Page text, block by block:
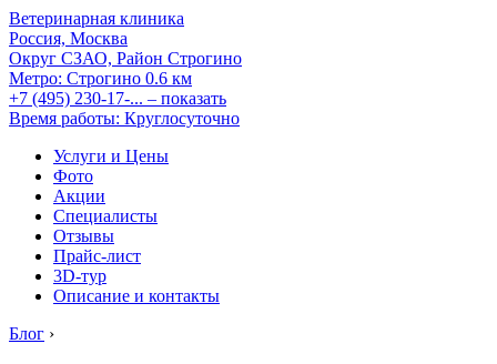
Ветеринарная клиника
Россия, Москва
Округ СЗАО, Район Строгино
Метро: Строгино 0.6 км
+7 (495) 230-17-... – показать
Время работы: Круглосуточно
Услуги и Цены
Фото
Акции
Специалисты
Отзывы
Прайс-лист
3D-тур
Описание и контакты
Блог ›